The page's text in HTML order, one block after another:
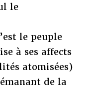
le
le peuple
à ses affects
atomisées)
de la